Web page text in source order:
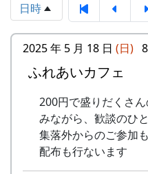
里山の自然と暮らしを
ナー制度というのがあ
11
帰郷〜2000〜9⽉
⽇
14
静かに時は…
15
⽔と太陽の国で
- アンジェラ
- アンジェラ
2
グリーンマウン
ボーイズ
日時
2025 年 5 月 18 日 (日)
ふれあいカフェ
200円で盛りだくさ
みながら、歓談のひ
集落外からのご参加
配布も行ないます